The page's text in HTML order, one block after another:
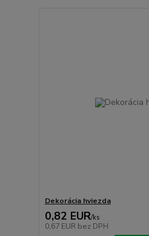
Dekorácia hviezda
0,82 EUR/ks
0,67 EUR bez DPH